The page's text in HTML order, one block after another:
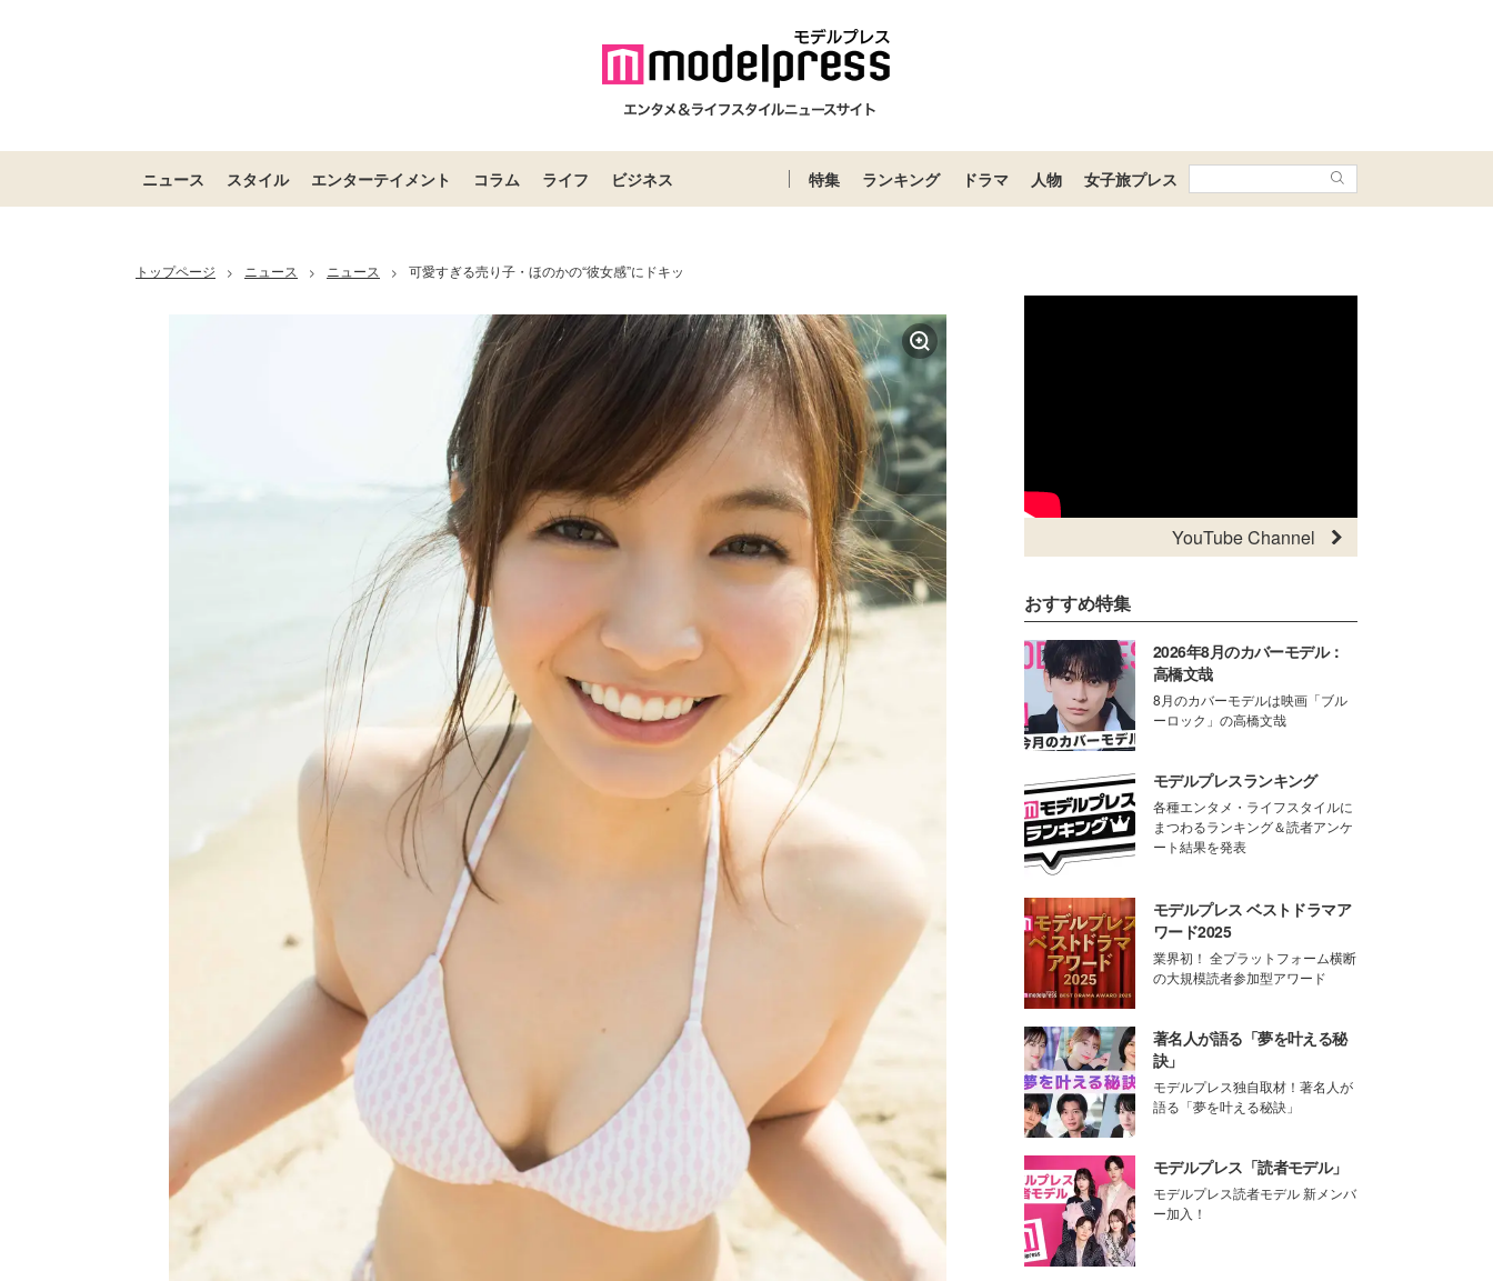
ニュース スタイル エンターテイメント コラム ライフ ビジネス 特集 ランキング ドラマ 人物 女子旅プレス
トップページ > ニュース > ニュース > 可愛すぎる売り子・ほのかの“彼女感”にドキッ
YouTube Channel
おすすめ特集
2026年8月のカバーモデル：
高橋文哉
8月のカバーモデルは映画「ブル
ーロック」の高橋文哉
モデルプレスランキング
各種エンタメ・ライフスタイルに
まつわるランキング＆読者アンケ
ート結果を発表
モデルプレス ベストドラマア
ワード2025
業界初！ 全プラットフォーム横断
の大規模読者参加型アワード
著名人が語る「夢を叶える秘
訣」
モデルプレス独自取材！著名人が
語る「夢を叶える秘訣」
モデルプレス「読者モデル」
モデルプレス読者モデル 新メンバ
ー加入！